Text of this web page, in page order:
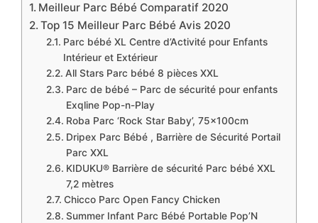
Meilleur Parc Bébé Comparatif 2020
Top 15 Meilleur Parc Bébé Avis 2020
Parc bébé XL Centre d’Activité pour Enfants
Intérieur et Extérieur
All Stars Parc bébé 8 pièces XXL
Parc de bébé – Parc de sécurité pour enfants
Exqline Pop-n-Play
Roba Parc ‘Rock Star Baby’, 75x100cm
Dripex Parc Bébé , Barrière de Sécurité Portail
Parc XXL
KIDUKU® Barrière de sécurité Parc bébé XXL
7,2 mètres
Chicco Parc Open Fancy Chicken
Summer Infant Parc Bébé Portable Pop’N